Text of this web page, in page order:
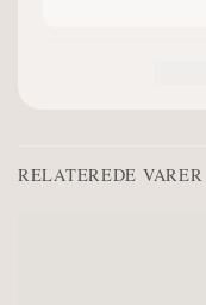
RELATEREDE VARER